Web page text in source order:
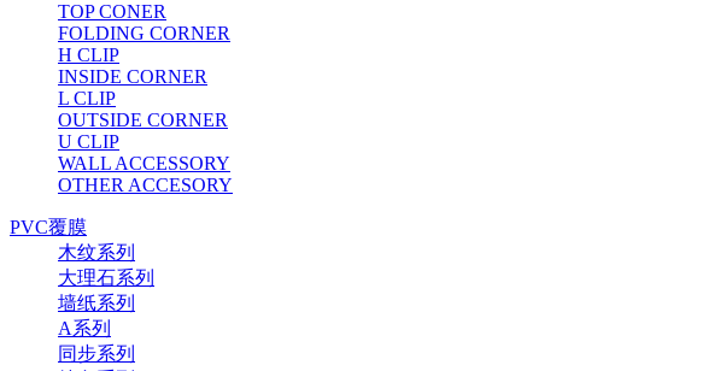
TOP CONER
FOLDING CORNER
H CLIP
INSIDE CORNER
L CLIP
OUTSIDE CORNER
U CLIP
WALL ACCESSORY
OTHER ACCESORY
PVC覆膜
木纹系列
大理石系列
墙纸系列
A系列
同步系列